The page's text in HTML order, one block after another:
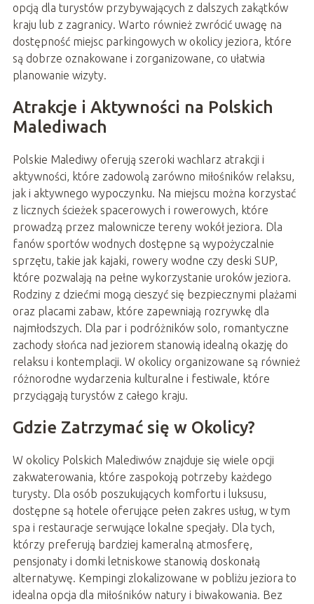
opcją dla turystów przybywających z dalszych zakątków
kraju lub z zagranicy. Warto również zwrócić uwagę na
dostępność miejsc parkingowych w okolicy jeziora, które
są dobrze oznakowane i zorganizowane, co ułatwia
planowanie wizyty.
Atrakcje i Aktywności na Polskich
Malediwach
Polskie Malediwy oferują szeroki wachlarz atrakcji i
aktywności, które zadowolą zarówno miłośników relaksu,
jak i aktywnego wypoczynku. Na miejscu można korzystać
z licznych ścieżek spacerowych i rowerowych, które
prowadzą przez malownicze tereny wokół jeziora. Dla
fanów sportów wodnych dostępne są wypożyczalnie
sprzętu, takie jak kajaki, rowery wodne czy deski SUP,
które pozwalają na pełne wykorzystanie uroków jeziora.
Rodziny z dziećmi mogą cieszyć się bezpiecznymi plażami
oraz placami zabaw, które zapewniają rozrywkę dla
najmłodszych. Dla par i podróżników solo, romantyczne
zachody słońca nad jeziorem stanowią idealną okazję do
relaksu i kontemplacji. W okolicy organizowane są również
różnorodne wydarzenia kulturalne i festiwale, które
przyciągają turystów z całego kraju.
Gdzie Zatrzymać się w Okolicy?
W okolicy Polskich Malediwów znajduje się wiele opcji
zakwaterowania, które zaspokoją potrzeby każdego
turysty. Dla osób poszukujących komfortu i luksusu,
dostępne są hotele oferujące pełen zakres usług, w tym
spa i restauracje serwujące lokalne specjały. Dla tych,
którzy preferują bardziej kameralną atmosferę,
pensjonaty i domki letniskowe stanowią doskonałą
alternatywę. Kempingi zlokalizowane w pobliżu jeziora to
idealna opcja dla miłośników natury i biwakowania. Bez